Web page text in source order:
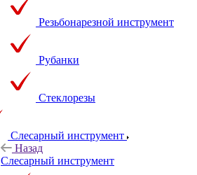
Резьбонарезной инструмент
Рубанки
Стеклорезы
Слесарный инструмент
Назад
Слесарный инструмент